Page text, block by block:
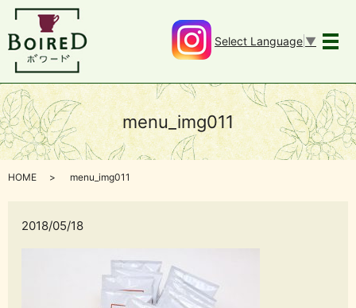
メ
Select Language ▼
menu_img011
HOME menu_img011
2018/05/18